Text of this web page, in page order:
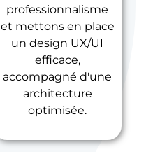
professionnalisme
et mettons en place
un design UX/UI
efficace,
accompagné d'une
architecture
optimisée.